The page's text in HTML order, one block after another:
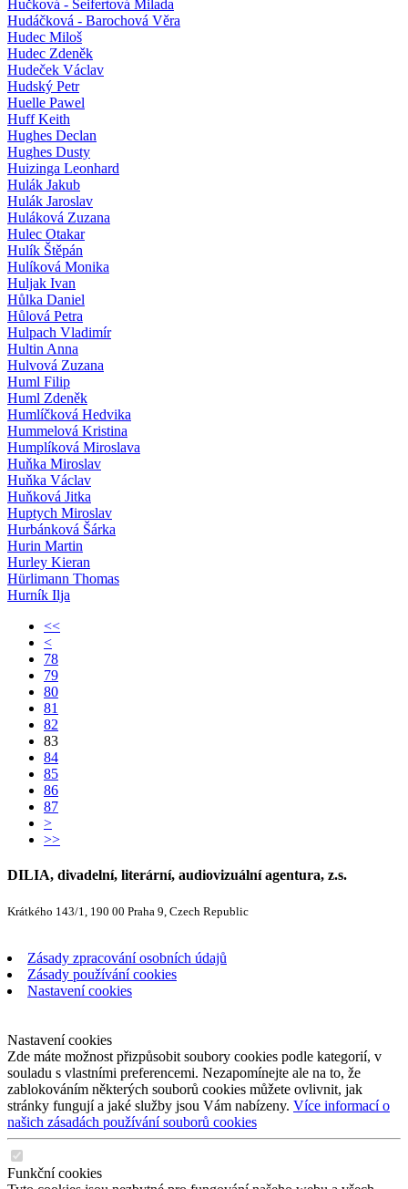
Hučková - Seifertová Milada
Hudáčková - Barochová Věra
Hudec Miloš
Hudec Zdeněk
Hudeček Václav
Hudský Petr
Huelle Pawel
Huff Keith
Hughes Declan
Hughes Dusty
Huizinga Leonhard
Hulák Jakub
Hulák Jaroslav
Huláková Zuzana
Hulec Otakar
Hulík Štěpán
Hulíková Monika
Huljak Ivan
Hůlka Daniel
Hůlová Petra
Hulpach Vladimír
Hultin Anna
Hulvová Zuzana
Huml Filip
Huml Zdeněk
Humlíčková Hedvika
Hummelová Kristina
Humplíková Miroslava
Huňka Miroslav
Huňka Václav
Huňková Jitka
Huptych Miroslav
Hurbánková Šárka
Hurin Martin
Hurley Kieran
Hürlimann Thomas
Hurník Ilja
<<
<
78
79
80
81
82
83
84
85
86
87
>
>>
DILIA, divadelní, literární, audiovizuální agentura, z.s.
Krátkého 143/1, 190 00 Praha 9, Czech Republic
Zásady zpracování osobních údajů
Zásady používání cookies
Nastavení cookies
Nastavení cookies
Zde máte možnost přizpůsobit soubory cookies podle kategorií, v
souladu s vlastními preferencemi. Nezapomínejte ale na to, že
zablokováním některých souborů cookies můžete ovlivnit, jak
stránky fungují a jaké služby jsou Vám nabízeny. Více informací o
našich zásadách používání souborů cookies
Funkční cookies